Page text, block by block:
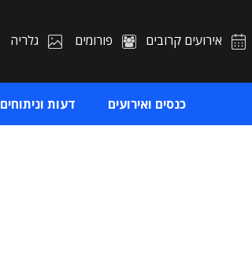
אירועים קרובים פורומים גלריה
כנסים ואירועים דעות וניתוחים